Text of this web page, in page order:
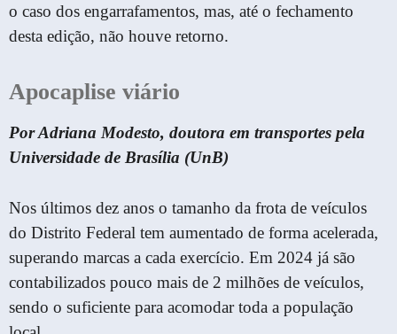
o caso dos engarrafamentos, mas, até o fechamento
desta edição, não houve retorno.
Apocaplise viário
Por Adriana Modesto, doutora em transportes pela
Universidade de Brasília (UnB)
Nos últimos dez anos o tamanho da frota de veículos
do Distrito Federal tem aumentado de forma acelerada,
superando marcas a cada exercício. Em 2024 já são
contabilizados pouco mais de 2 milhões de veículos,
sendo o suficiente para acomodar toda a população